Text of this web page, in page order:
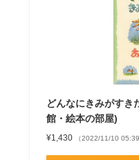
どんなにきみがすき
館・絵本の部屋)
¥1,430 （2022/11/10